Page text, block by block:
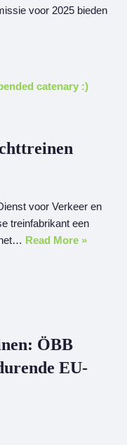
voor 2025 bieden
voor Verkeer en
treinfabrikant een
Read More »
ÖBB
EU-